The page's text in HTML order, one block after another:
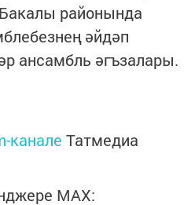
районында
әйдәп
ансамбль әгъзалары.
канале Татмедиа
MАХ: